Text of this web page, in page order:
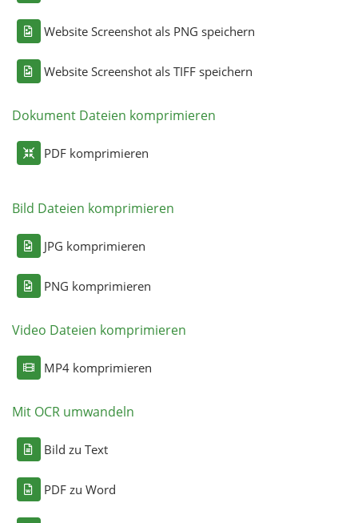
Website Screenshot als PNG speichern
Website Screenshot als TIFF speichern
Dokument Dateien komprimieren
PDF komprimieren
Bild Dateien komprimieren
JPG komprimieren
PNG komprimieren
Video Dateien komprimieren
MP4 komprimieren
Mit OCR umwandeln
Bild zu Text
PDF zu Word